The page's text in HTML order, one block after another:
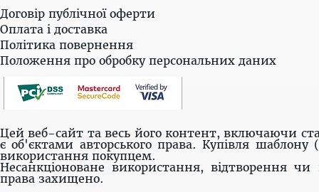
Договір публічної оферти
Оплата і доставка
Політика повернення
Положення про обробку персональних даних
Цей веб-сайт та весь його контент, включаючи
є об'єктами авторського права. Купівля шаблону
використання покупцем.
Несанкціоноване використання, відтворення
права захищено.